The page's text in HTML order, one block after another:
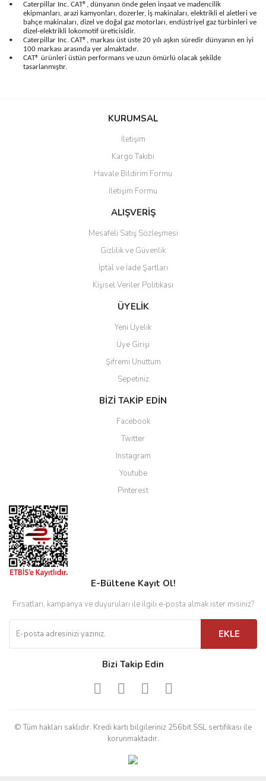
•
Caterpillar Inc. CAT®, dünyanın önde gelen inşaat ve madencilik
ekipmanları, arazi kamyonları, dozerler, iş makinaları, elektrikli el aletleri ve
bahçe makinaları, dizel ve doğal gaz motorları, endüstriyel gaz türbinleri ve
dizel-elektrikli lokomotif üreticisidir.
•
Caterpillar Inc. CAT®, markası üst üste 20 yılı aşkın süredir dünyanın en iyi
100 markası arasında yer almaktadır.
•
CAT® ürünleri üstün performans ve uzun ömürlü olacak şekilde
tasarlanmıştır.
Bu ürüne ilk yorumu siz yapın!
Ürün resmi kalitesiz, bozuk veya görüntülenemiyor.
Ürün açıklamasında eksik bilgiler bulunuyor.
Ürün bilgilerinde hatalar bulunuyor.
Ürün fiyatı diğer sitelerden daha pahalı.
Gönder
KURUMSAL
İletişim
Kargo Takibi
Havale Bildirim Formu
İletişim Formu
ALIŞVERİŞ
Mesafeli Satış Sözleşmesi
Gizlilik ve Güvenlik
İptal ve İade Şartları
Kişisel Veriler Politikası
ÜYELİK
Yeni Üyelik
Üye Girişi
Şifremi Unuttum
Sepetiniz
BİZİ TAKİP EDİN
Facebook
Twitter
Instagram
Youtube
Pinterest
E-Bültene Kayıt Ol!
Fırsatları, kampanya ve duyuruları ile ilgili e-posta almak ister misiniz?
EKLE
Bizi Takip Edin
© Tüm hakları saklıdır. Kredi kartı bilgileriniz 256bit SSL sertifikası ile
korunmaktadır.